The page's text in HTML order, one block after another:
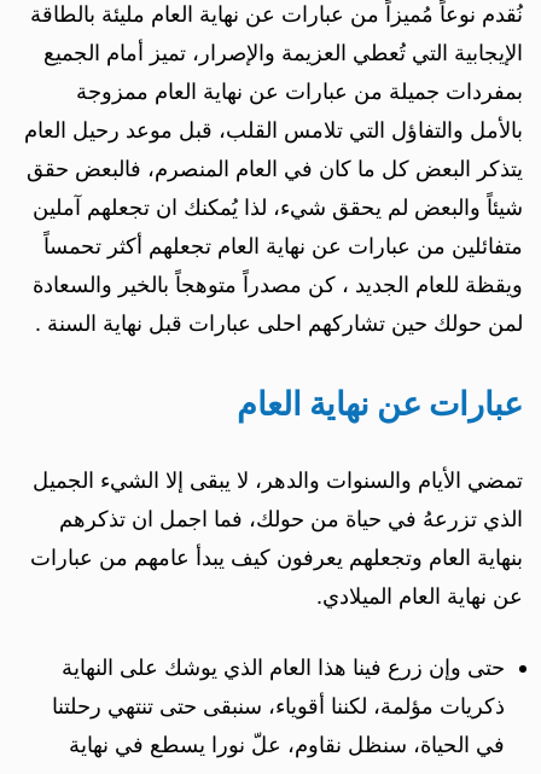
نُقدم نوعاً مُميزاً من عبارات عن نهاية العام مليئة بالطاقة
الإيجابية التي تُعطي العزيمة والإصرار، تميز أمام الجميع
بمفردات جميلة من عبارات عن نهاية العام ممزوجة
بالأمل والتفاؤل التي تلامس القلب، قبل موعد رحيل العام
يتذكر البعض كل ما كان في العام المنصرم، فالبعض حقق
شيئاً والبعض لم يحقق شيء، لذا يُمكنك ان تجعلهم آملين
متفائلين من عبارات عن نهاية العام تجعلهم أكثر تحمساً
ويقظة للعام الجديد ، كن مصدراً متوهجاً بالخير والسعادة
لمن حولك حين تشاركهم احلى عبارات قبل نهاية السنة .
عبارات عن نهاية العام
تمضي الأيام والسنوات والدهر، لا يبقى إلا الشيء الجميل
الذي تزرعهُ في حياة من حولك، فما اجمل ان تذكرهم
بنهاية العام وتجعلهم يعرفون كيف يبدأ عامهم من عبارات
عن نهاية العام الميلادي.
حتى وإن زرع فينا هذا العام الذي يوشك على النهاية
ذكريات مؤلمة، لكننا أقوياء، سنبقى حتى تنتهي رحلتنا
في الحياة، سنظل نقاوم، علّ نورا يسطع في نهاية